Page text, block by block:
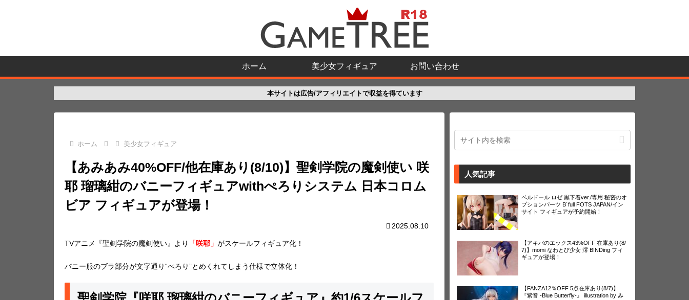
ホーム 美少女フィギュア お問い合わせ
本サイトは広告/アフィリエイトで収益を得ています
ホーム 美少女フィギュア
【あみあみ40%OFF/他在庫あり(8/10)】聖剣学院の魔剣使い 咲
耶 瑠璃紺のバニーフィギュアwithぺろりシステム 日本コロム
ビア フィギュアが登場！
2025.08.10
TVアニメ『聖剣学院の魔剣使い』より 「咲耶」 がスケールフィギュア化！
バニー服のブラ部分が文字通り“ぺろり”とめくれてしまう仕様で立体化！
人気記事
ベルドール ロゼ 黒下着ver./専用 秘密のオ
プションパーツ B´full FOTS JAPAN/イン
サイト フィギュアが予約開始！
【アキバのエックス43%OFF 在庫あり(8/
7)】momi なわとび少女 澪 BINDing フィ
ギュアが登場！
【FANZA12％OFF 5点在庫あり(8/7)】
『紫音 -Blue Butterfly-』 illustration by み